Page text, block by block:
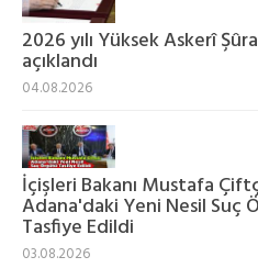
2026 yılı Yüksek Askerî
açıklandı
04.08.2026
İçişleri Bakanı Mustafa
Adana'daki Yeni Nesil Suç
Tasfiye Edildi
03.08.2026